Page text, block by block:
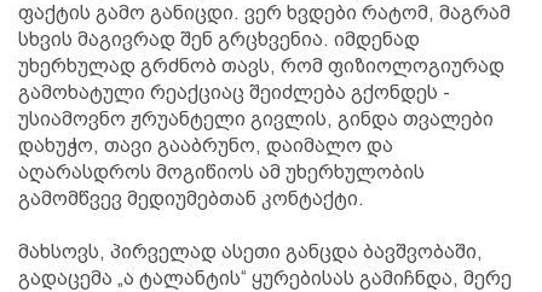
ფაქტის გამო განიცდი. ვერ ხვდები რატომ, მაგრამ
სხვის მაგივრად შენ გრცხვენია. იმდენად
უხერხულად გრძნობ თავს, რომ ფიზიოლოგიურად
გამოხატული რეაქციაც შეიძლება გქონდეს -
უსიამოვნო ჟრუანტელი გივლის, გინდა თვალები
დახუჭო, თავი გააბრუნო, დაიმალო და
აღარასდროს მოგიწიოს ამ უხერხულობის
გამომწვევ მედიუმებთან კონტაქტი.
მახსოვს, პირველად ასეთი განცდა ბავშვობაში,
გადაცემა „ა ტალანტის“ ყურებისას გამიჩნდა, მერე